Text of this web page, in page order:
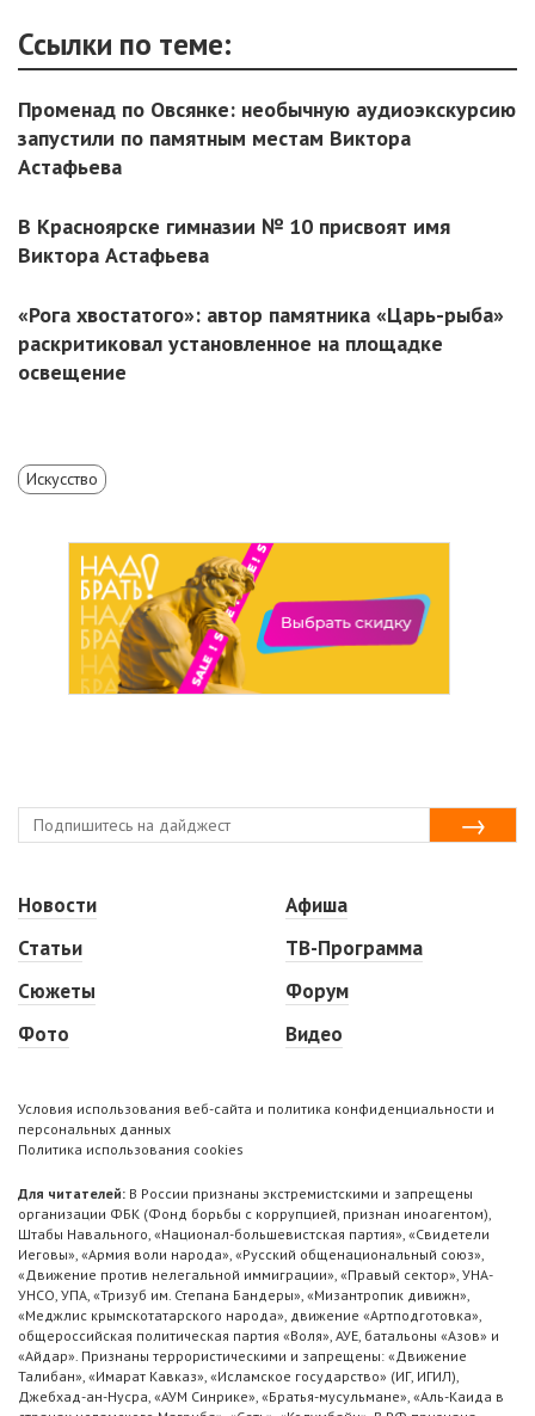
Ссылки по теме:
Променад по Овсянке: необычную аудиоэкскурсию
запустили по памятным местам Виктора
Астафьева
В Красноярске гимназии № 10 присвоят имя
Виктора Астафьева
«Рога хвостатого»: автор памятника «Царь-рыба»
раскритиковал установленное на площадке
освещение
Искусство
Новости
Статьи
Сюжеты
Фото
Афиша
ТВ-Программа
Форум
Видео
Условия использования веб-сайта и политика конфиденциальности и
персональных данных
Политика использования cookies
Для читателей: В России признаны экстремистскими и запрещены
организации ФБК (Фонд борьбы с коррупцией, признан иноагентом),
Штабы Навального, «Национал-большевистская партия», «Свидетели
Иеговы», «Армия воли народа», «Русский общенациональный союз»,
«Движение против нелегальной иммиграции», «Правый сектор», УНА-
УНСО, УПА, «Тризуб им. Степана Бандеры», «Мизантропик дивижн»,
«Меджлис крымскотатарского народа», движение «Артподготовка»,
общероссийская политическая партия «Воля», АУЕ, батальоны «Азов» и
«Айдар». Признаны террористическими и запрещены: «Движение
Талибан», «Имарат Кавказ», «Исламское государство» (ИГ, ИГИЛ),
Джебхад-ан-Нусра, «АУМ Синрике», «Братья-мусульмане», «Аль-Каида в